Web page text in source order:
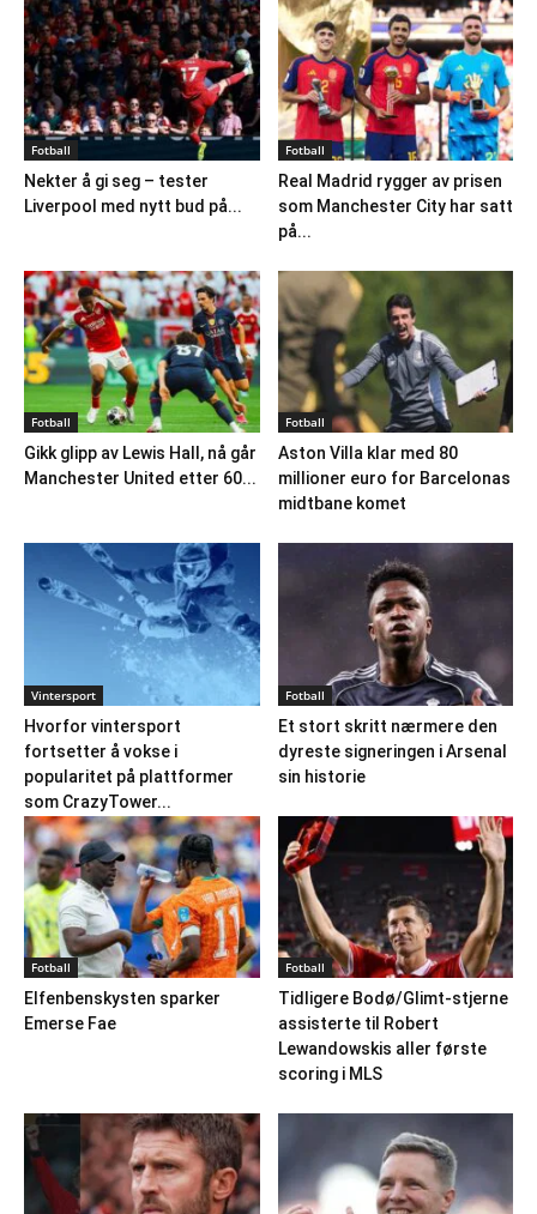
Fotball
Nekter å gi seg – tester
Liverpool med nytt bud på...
Fotball
Real Madrid rygger av prisen
som Manchester City har satt
på...
Fotball
Gikk glipp av Lewis Hall, nå går
Manchester United etter 60...
Fotball
Aston Villa klar med 80
millioner euro for Barcelonas
midtbane komet
Vintersport
Hvorfor vintersport
fortsetter å vokse i
popularitet på plattformer
som CrazyTower...
Fotball
Et stort skritt nærmere den
dyreste signeringen i Arsenal
sin historie
Fotball
Elfenbenskysten sparker
Emerse Fae
Fotball
Tidligere Bodø/Glimt-stjerne
assisterte til Robert
Lewandowskis aller første
scoring i MLS